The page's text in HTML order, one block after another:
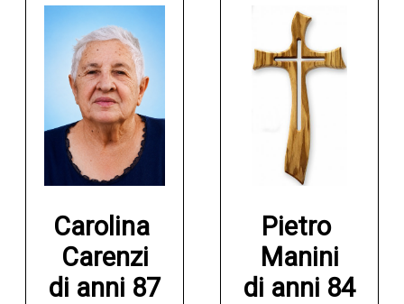
Carolina
Carenzi
di anni 87
Pietro
Manini
di anni 84